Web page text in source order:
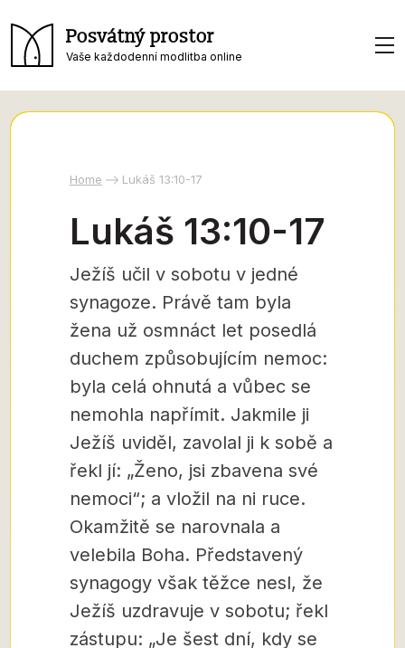
Posvátný prostor
Vaše každodenní modlitba online
Home Lukáš 13:10-17
Lukáš 13:10-17
Ježíš učil v sobotu v jedné
synagoze. Právě tam byla
žena už osmnáct let posedlá
duchem způsobujícím nemoc:
byla celá ohnutá a vůbec se
nemohla napřímit. Jakmile ji
Ježíš uviděl, zavolal ji k sobě a
řekl jí: „Ženo, jsi zbavena své
nemoci“; a vložil na ni ruce.
Okamžitě se narovnala a
velebila Boha. Představený
synagogy však těžce nesl, že
Ježíš uzdravuje v sobotu; řekl
zástupu: „Je šest dní, kdy se